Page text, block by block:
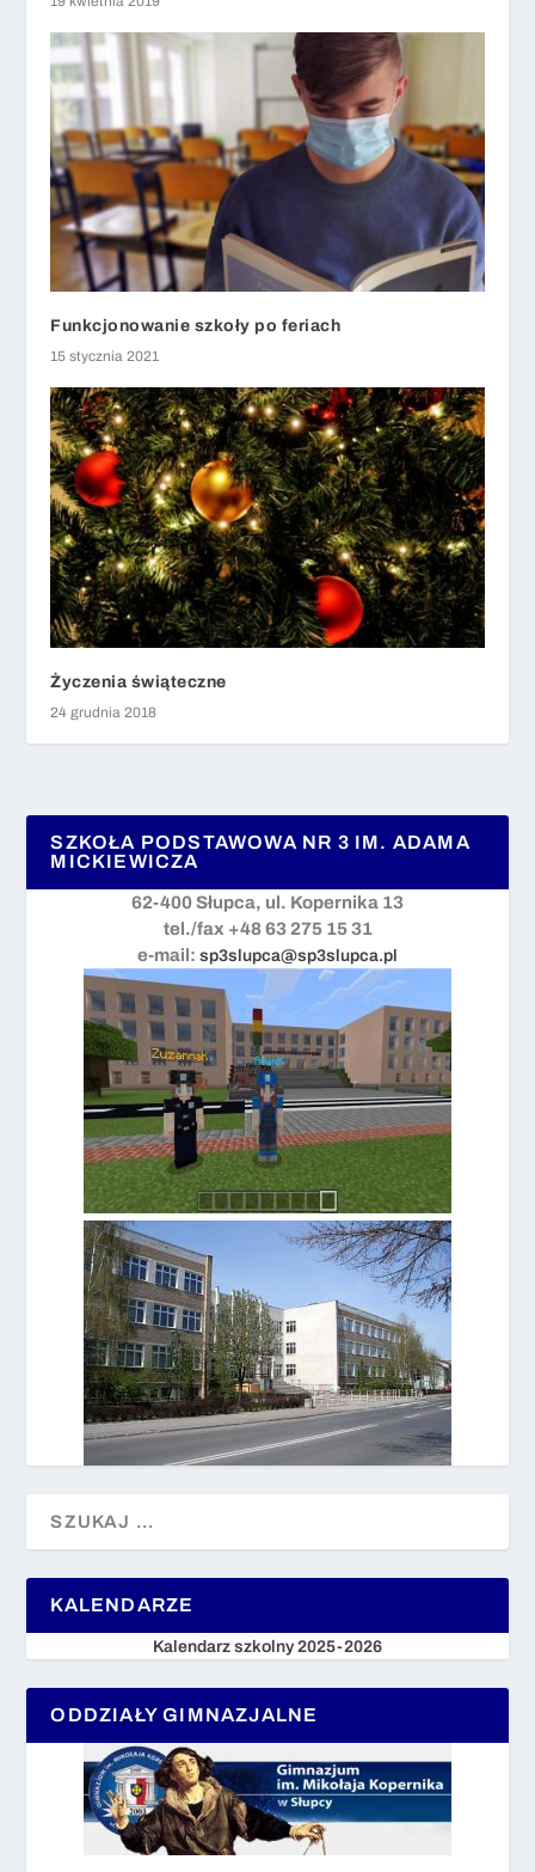
Funkcjonowanie szkoły po feriach
15 stycznia 2021
Życzenia świąteczne
24 grudnia 2018
SZKOŁA PODSTAWOWA NR 3 IM. ADAMA
MICKIEWICZA
62-400 Słupca, ul. Kopernika 13
tel./fax +48 63 275 15 31
e-mail: sp3slupca@sp3slupca.pl
KALENDARZE
Kalendarz szkolny 2025-2026
ODDZIAŁY GIMNAZJALNE